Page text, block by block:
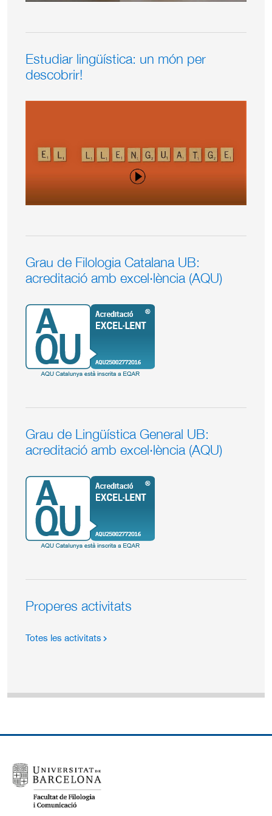
Estudiar lingüística: un món per
descobrir!
Grau de Filologia Catalana UB:
acreditació amb excel·lència (AQU)
Grau de Lingüística General UB:
acreditació amb excel·lència (AQU)
Properes activitats
Totes les activitats